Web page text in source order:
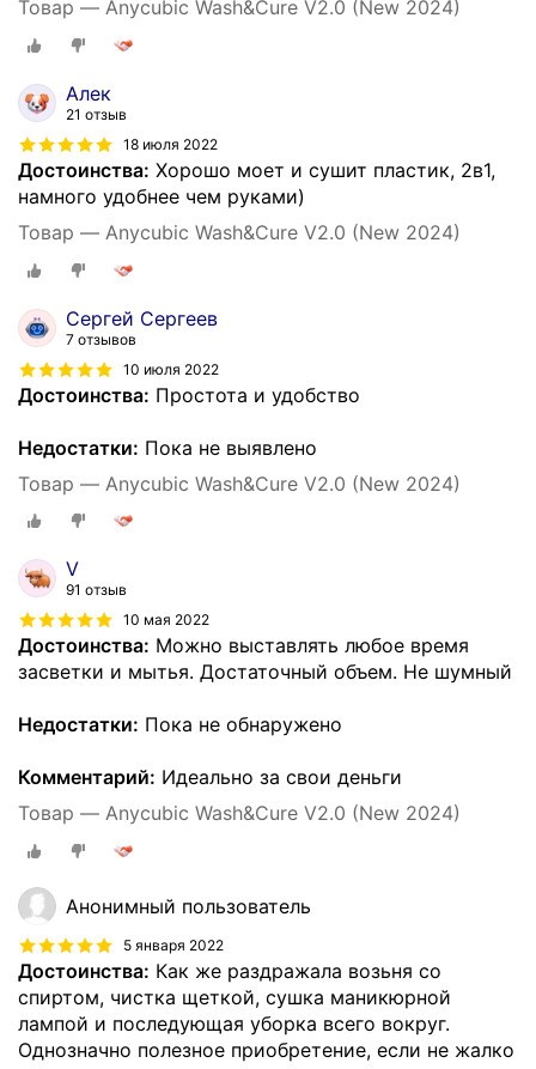
Товар — Anycubic Wash&Cure V2.0 (New 2024)
Алек
21 отзыв
18 июля 2022
Достоинства: Хорошо моет и сушит пластик, 2в1,
намного удобнее чем руками)
Товар — Anycubic Wash&Cure V2.0 (New 2024)
Сергей Сергеев
7 отзывов
10 июля 2022
Достоинства: Простота и удобство
Недостатки: Пока не выявлено
Товар — Anycubic Wash&Cure V2.0 (New 2024)
V
91 отзыв
10 мая 2022
Достоинства: Можно выставлять любое время
засветки и мытья. Достаточный объем. Не шумный
Недостатки: Пока не обнаружено
Комментарий: Идеально за свои деньги
Товар — Anycubic Wash&Cure V2.0 (New 2024)
Анонимный пользователь
5 января 2022
Достоинства: Как же раздражала возьня со
спиртом, чистка щеткой, сушка маникюрной
лампой и последующая уборка всего вокруг.
Однозначно полезное приобретение, если не жалко